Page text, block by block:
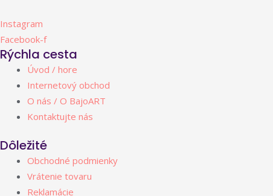
Instagram
Facebook-f
Rýchla cesta
Úvod / hore
Internetový obchod
O nás / O BajoART
Kontaktujte nás
Dôležité
Obchodné podmienky
Vrátenie tovaru
Reklamácie